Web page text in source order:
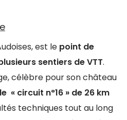
est le point de
sentiers de VTT.
célèbre pour son château
le « circuit n°16 » de 26 km
techniques tout au long